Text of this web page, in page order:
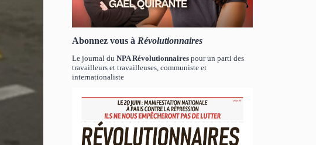
Abonnez vous à Révolutionnaires
Le journal duNPA Révolutionnaires pour un parti des
travailleurs et travailleuses, communiste et
internationaliste